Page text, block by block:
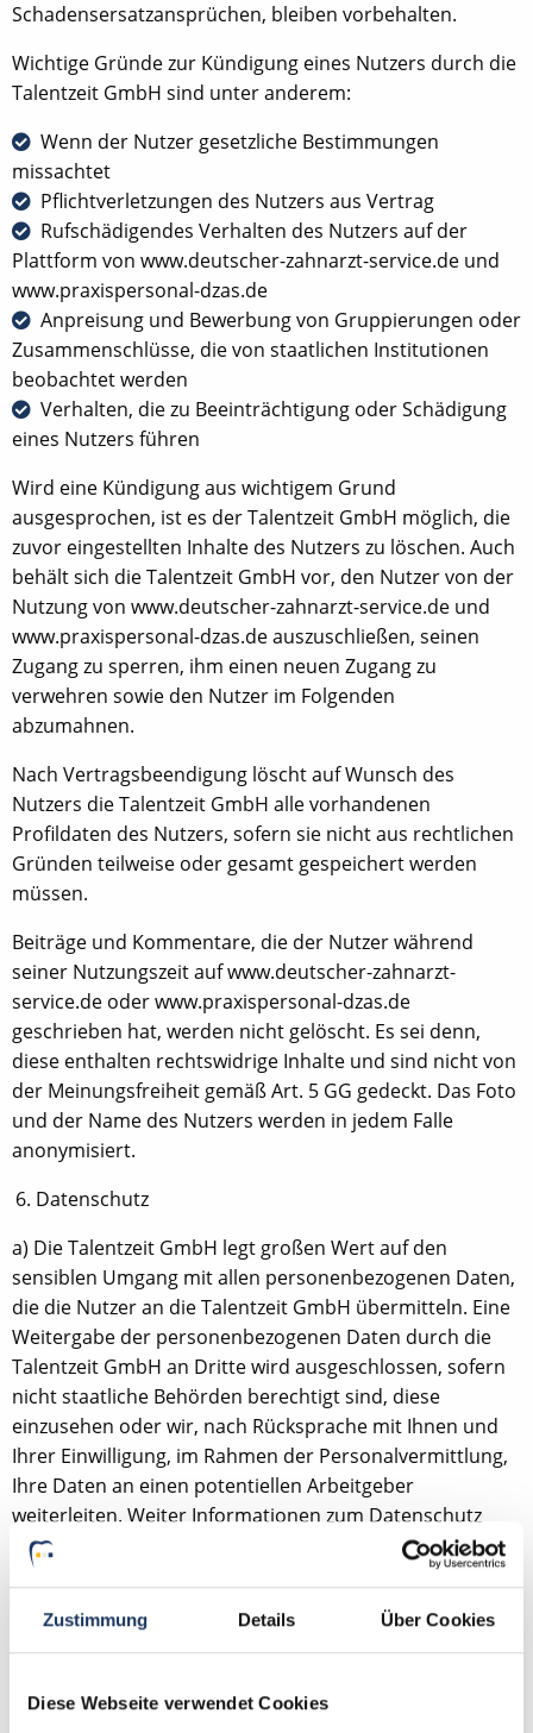
Zustimmung Details Über Cookies
Diese Webseite verwendet Cookies
Schadensersatzansprüchen, bleiben vorbehalten.
Wichtige Gründe zur Kündigung eines Nutzers durch die
Talentzeit GmbH sind unter anderem:
Wenn der Nutzer gesetzliche Bestimmungen
missachtet
Pflichtverletzungen des Nutzers aus Vertrag
Rufschädigendes Verhalten des Nutzers auf der
Plattform von www.deutscher-zahnarzt-service.de und
www.praxispersonal-dzas.de
Anpreisung und Bewerbung von Gruppierungen oder
Zusammenschlüsse, die von staatlichen Institutionen
beobachtet werden
Verhalten, die zu Beeinträchtigung oder Schädigung
eines Nutzers führen
Wird eine Kündigung aus wichtigem Grund
ausgesprochen, ist es der Talentzeit GmbH möglich, die
zuvor eingestellten Inhalte des Nutzers zu löschen. Auch
behält sich die Talentzeit GmbH vor, den Nutzer von der
Nutzung von www.deutscher-zahnarzt-service.de und
www.praxispersonal-dzas.de auszuschließen, seinen
Zugang zu sperren, ihm einen neuen Zugang zu
verwehren sowie den Nutzer im Folgenden
abzumahnen.
Nach Vertragsbeendigung löscht auf Wunsch des
Nutzers die Talentzeit GmbH alle vorhandenen
Profildaten des Nutzers, sofern sie nicht aus rechtlichen
Gründen teilweise oder gesamt gespeichert werden
müssen.
Beiträge und Kommentare, die der Nutzer während
seiner Nutzungszeit auf www.deutscher-zahnarzt-
service.de oder www.praxispersonal-dzas.de
geschrieben hat, werden nicht gelöscht. Es sei denn,
diese enthalten rechtswidrige Inhalte und sind nicht von
der Meinungsfreiheit gemäß Art. 5 GG gedeckt. Das Foto
und der Name des Nutzers werden in jedem Falle
anonymisiert.
Datenschutz
a) Die Talentzeit GmbH legt großen Wert auf den
sensiblen Umgang mit allen personenbezogenen Daten,
die die Nutzer an die Talentzeit GmbH übermitteln. Eine
Weitergabe der personenbezogenen Daten durch die
Talentzeit GmbH an Dritte wird ausgeschlossen, sofern
nicht staatliche Behörden berechtigt sind, diese
einzusehen oder wir, nach Rücksprache mit Ihnen und
Ihrer Einwilligung, im Rahmen der Personalvermittlung,
Ihre Daten an einen potentiellen Arbeitgeber
weiterleiten. Weiter Informationen zum Datenschutz
finden Sie in den Datenschutzbestimmungen der
Talentzeit GmbH.
b) Verstößt ein Nutzer gegen den Schutz der
personenbezogenen Daten, hat die Talentzeit GmbH die
vorzunehmen und gegebenenfalls rechtliche Schritte